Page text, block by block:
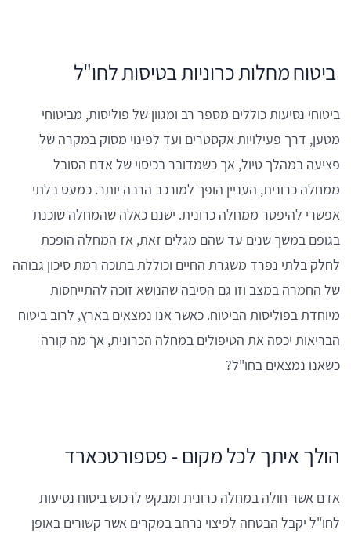
ביטוח מחלות כרוניות בטיסות לחו"ל
ביטוחי נסיעות כוללים מספר רב ומגוון של פוליסות, מביטוחי
מטען, דרך פעילויות אקסטרים ועד לפינוי מסוק במקרה של
פציעה במהלך טיול, אך כשמדובר בכיסוי של אדם הסובל
ממחלה כרונית, העניין הופך למורכב הרבה יותר. כמעט בלתי
אפשרי להיפטר ממחלה כרונית. ישנם כאלה שהמחלה שוכנת
בגופם במשך שנים עד שהם מגלים זאת, אז המחלה הופכת
לחלק בלתי נפרד משגרת החיים וכוללת בתוכה רמת סיכון גבוהה
של החמרה במצב וזו גם הסיבה שהנושא זוכה להתייחסות
מיוחדת בפוליסות הביטוח. כאשר אנו נמצאים בארץ, לרוב ביטוח
הבריאות יכסה את הטיפולים במחלה הכרונית, אך מה קורה
כשאנו נמצאים בחו"ל?
הולך איתך לכל מקום - פספורטכארד
אדם אשר חולה במחלה כרונית ומבקש לרכוש ביטוח נסיעות
לחו"ל יקבל הבטחה לפיצוי נרחב במקרים אשר קשורים באופן